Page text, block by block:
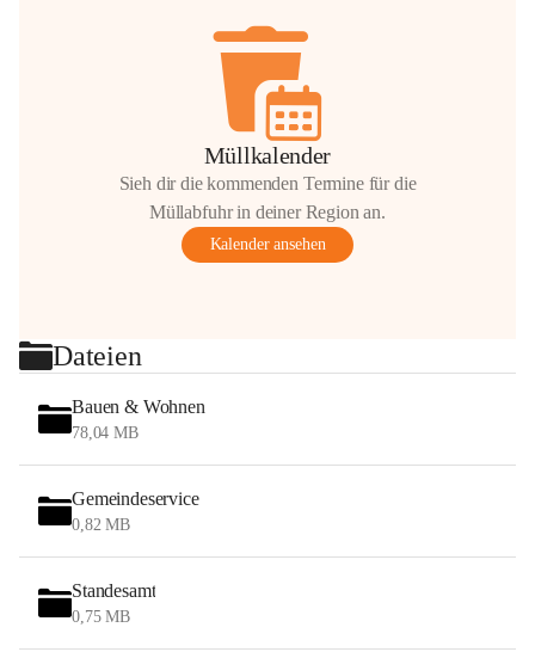
Müllkalender
Sieh dir die kommenden Termine für die
Müllabfuhr in deiner Region an.
Kalender ansehen
Dateien
Bauen & Wohnen
78,04 MB
Gemeindeservice
0,82 MB
Standesamt
0,75 MB